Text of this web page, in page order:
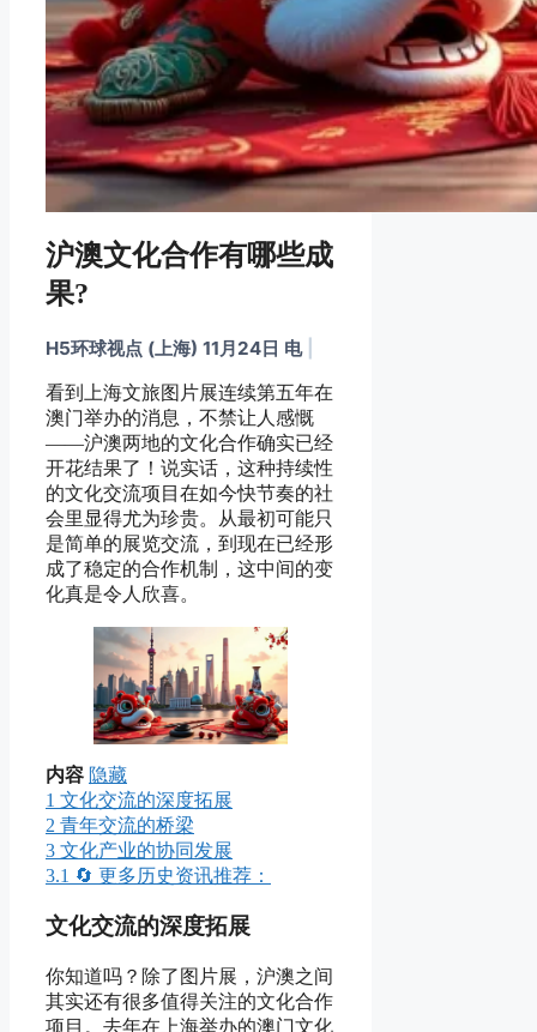
沪澳文化合作有哪些成
果?
H5环球视点 (上海) 11月24日 电
看到上海文旅图片展连续第五年在
澳门举办的消息，不禁让人感慨
——沪澳两地的文化合作确实已经
开花结果了！说实话，这种持续性
的文化交流项目在如今快节奏的社
会里显得尤为珍贵。从最初可能只
是简单的展览交流，到现在已经形
成了稳定的合作机制，这中间的变
化真是令人欣喜。
内容 隐藏
1 文化交流的深度拓展
2 青年交流的桥梁
3 文化产业的协同发展
3.1 🔄 更多历史资讯推荐：
文化交流的深度拓展
你知道吗？除了图片展，沪澳之间
其实还有很多值得关注的文化合作
项目。去年在上海举办的澳门文化